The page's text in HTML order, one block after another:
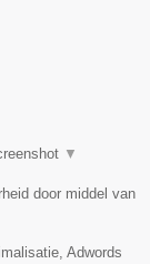
▼
door middel van
Adwords